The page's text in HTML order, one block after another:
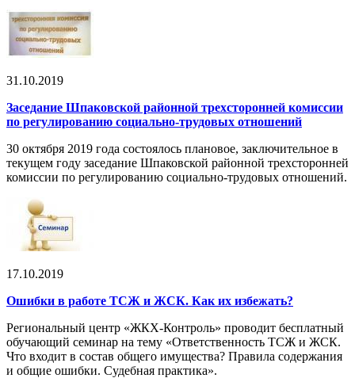
31.10.2019
Заседание Шпаковской районной трехсторонней комиссии
по регулированию социально-трудовых отношений
30 октября 2019 года состоялось плановое, заключительное в
текущем году заседание Шпаковской районной трехсторонней
комиссии по регулированию социально-трудовых отношений.
17.10.2019
Ошибки в работе ТСЖ и ЖСК. Как их избежать?
Региональный центр «ЖКХ-Контроль» проводит бесплатный
обучающий семинар на тему «Ответственность ТСЖ и ЖСК.
Что входит в состав общего имущества? Правила содержания
и общие ошибки. Судебная практика».